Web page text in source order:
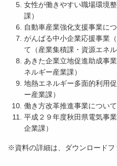
女性が働きやすい職場環境
課）
自動車産業強化支援事業に
がんばる中小企業応援事業
て（産業集積課・資源エネル
あきた企業立地促進助成事
ネルギー産業課）
地熱エネルギー多面的利用
ー産業課）
働き方改革推進事業につい
平成２９年度秋田県電気事
企業課）
※資料の詳細は、ダウンロードフ
２